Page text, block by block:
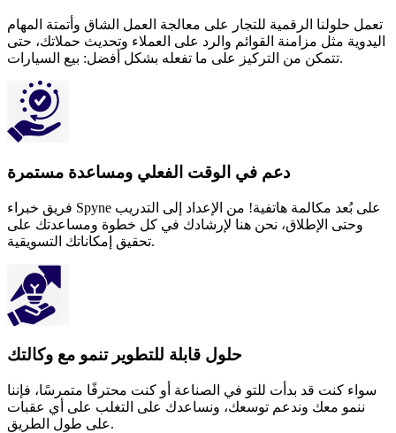
تعمل حلولنا الرقمية للتجار على معالجة العمل الشاق وأتمتة المهام
اليدوية مثل مزامنة القوائم والرد على العملاء وتحديث حملاتك، حتى
تتمكن من التركيز على ما تفعله بشكل أفضل: بيع السيارات.
دعم في الوقت الفعلي ومساعدة مستمرة
فريق خبراء Spyne على بُعد مكالمة هاتفية! من الإعداد إلى التدريب
وحتى الإطلاق، نحن هنا لإرشادك في كل خطوة ومساعدتك على
تحقيق إمكاناتك التسويقية.
حلول قابلة للتطوير تنمو مع وكالتك
سواء كنت قد بدأت للتو في الصناعة أو كنت محترفًا متمرسًا، فإننا
ننمو معك وندعم توسعك، ونساعدك على التغلب على أي عقبات
على طول الطريق.